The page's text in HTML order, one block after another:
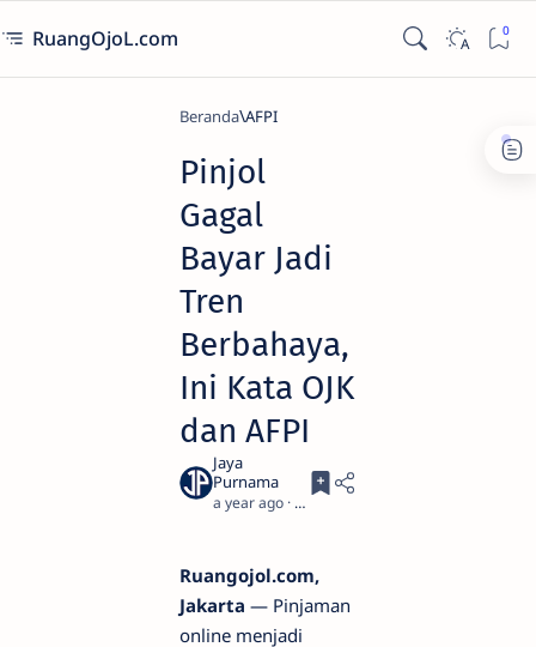
RuangOjoL.com
Beranda AFPI
Pinjol
Gagal
Bayar Jadi
Tren
Berbahaya,
Ini Kata OJK
dan AFPI
a year ago 5
Ruangojol.com,
Jakarta — Pinjaman
online menjadi